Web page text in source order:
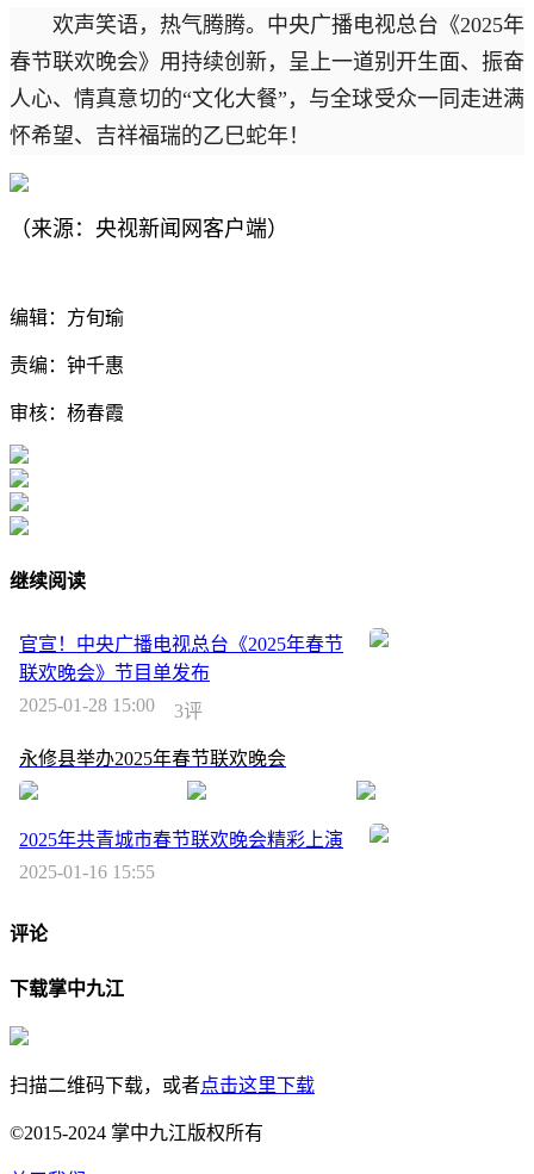
欢声笑语，热气腾腾。中央广播电视总台《2025年
春节联欢晚会》用持续创新，呈上一道别开生面、振奋
人心、情真意切的“文化大餐”，与全球受众一同走进满
怀希望、吉祥福瑞的乙巳蛇年！
（来源：央视新闻网客户端）
编辑：方旬瑜
责编：钟千惠
审核：杨春霞
继续阅读
官宣！中央广播电视总台《2025年春节
联欢晚会》节目单发布
2025-01-28 15:00
3评
永修县举办2025年春节联欢晚会
2025年共青城市春节联欢晚会精彩上演
2025-01-16 15:55
评论
下载掌中九江
扫描二维码下载，或者点击这里下载
©2015-2024 掌中九江版权所有